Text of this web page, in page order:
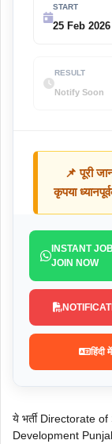
START
25 Feb 2026
RESULT
Notify Soon
📌 पूरी
कृपया
INSTANT
JOIN NOW
हिंदी
ये भर्ती Directorate
Development